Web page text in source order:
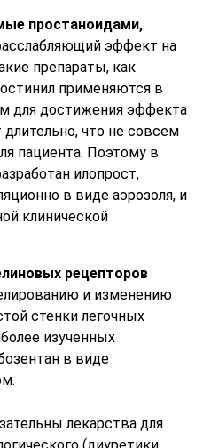
простаноидами,
эффект на
препараты, как
применяются в
для достижения эффекта
что не совсем
пациента. Поэтому в
илопрост,
в виде аэрозоля, и
клинической
рецепторов
и изменению
стенки легочных
изученных
в виде
лекарства для